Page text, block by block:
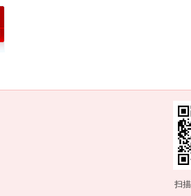
扫